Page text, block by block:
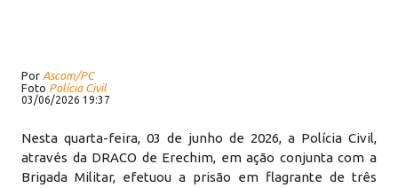
Por Ascom/PC
Foto Polícia Civil
03/06/2026 19:37
Nesta quarta-feira, 03 de junho de 2026, a Polícia Civil,
através da DRACO de Erechim, em ação conjunta com a
Brigada Militar, efetuou a prisão em flagrante de três